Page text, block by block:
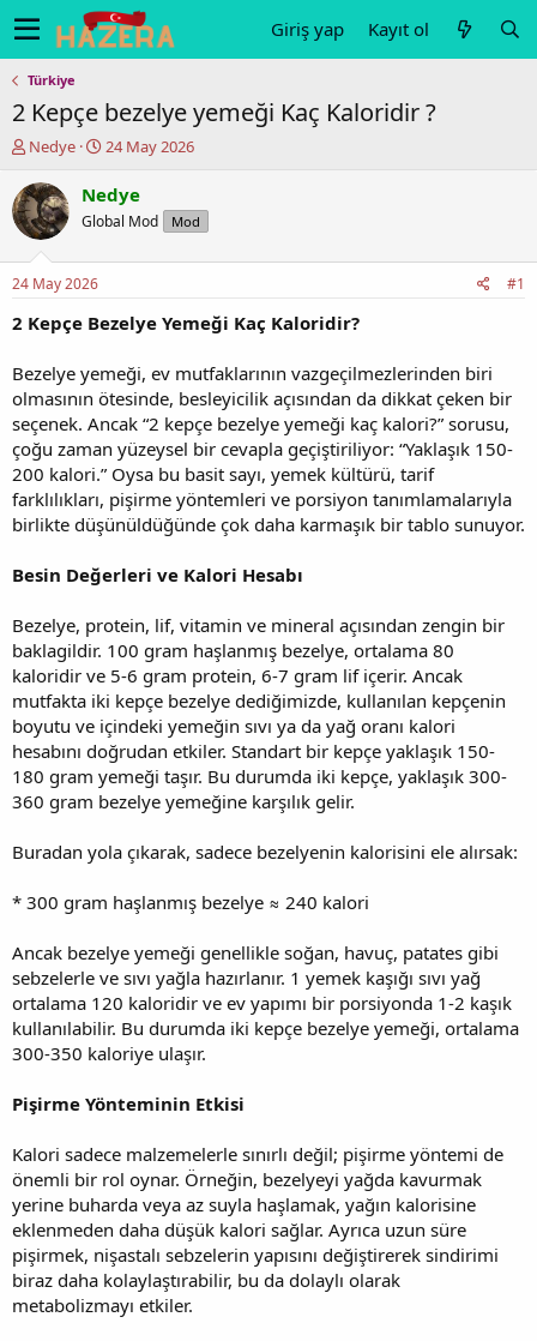
Giriş yap Kayıt ol
Türkiye
2 Kepçe bezelye yemeği Kaç Kaloridir ?
K
n
u
y
b
a
ş
t
a
n
Nedye
B
ş
l
a
ç
r
i
h
i
24 May 2026
Nedye
Global Mod Mod
24 May 2026 #1
2 Kepçe Bezelye Yemeği Kaç Kaloridir?
Bezelye yemeği, ev mutfaklarının vazgeçilmezlerinden biri
olmasının ötesinde, besleyicilik açısından da dikkat çeken bir
seçenek. Ancak “2 kepçe bezelye yemeği kaç kalori?” sorusu,
çoğu zaman yüzeysel bir cevapla geçiştiriliyor: “Yaklaşık 150-
200 kalori.” Oysa bu basit sayı, yemek kültürü, tarif
farklılıkları, pişirme yöntemleri ve porsiyon tanımlamalarıyla
birlikte düşünüldüğünde çok daha karmaşık bir tablo sunuyor.
Besin Değerleri ve Kalori Hesabı
Bezelye, protein, lif, vitamin ve mineral açısından zengin bir
baklagildir. 100 gram haşlanmış bezelye, ortalama 80
kaloridir ve 5-6 gram protein, 6-7 gram lif içerir. Ancak
mutfakta iki kepçe bezelye dediğimizde, kullanılan kepçenin
boyutu ve içindeki yemeğin sıvı ya da yağ oranı kalori
hesabını doğrudan etkiler. Standart bir kepçe yaklaşık 150-
180 gram yemeği taşır. Bu durumda iki kepçe, yaklaşık 300-
360 gram bezelye yemeğine karşılık gelir.
Buradan yola çıkarak, sadece bezelyenin kalorisini ele alırsak:
* 300 gram haşlanmış bezelye ≈ 240 kalori
Ancak bezelye yemeği genellikle soğan, havuç, patates gibi
sebzelerle ve sıvı yağla hazırlanır. 1 yemek kaşığı sıvı yağ
ortalama 120 kaloridir ve ev yapımı bir porsiyonda 1-2 kaşık
kullanılabilir. Bu durumda iki kepçe bezelye yemeği, ortalama
300-350 kaloriye ulaşır.
Pişirme Yönteminin Etkisi
Kalori sadece malzemelerle sınırlı değil; pişirme yöntemi de
önemli bir rol oynar. Örneğin, bezelyeyi yağda kavurmak
yerine buharda veya az suyla haşlamak, yağın kalorisine
eklenmeden daha düşük kalori sağlar. Ayrıca uzun süre
pişirmek, nişastalı sebzelerin yapısını değiştirerek sindirimi
biraz daha kolaylaştırabilir, bu da dolaylı olarak
metabolizmayı etkiler.